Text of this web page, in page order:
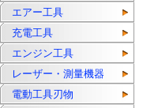
エアー工具
充電工具
エンジン工具
レーザー・測量機器
電動工具刃物